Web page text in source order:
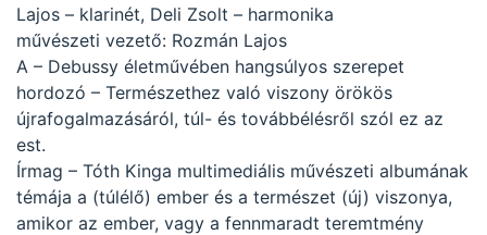
Lajos – klarinét, Deli Zsolt – harmonika
művészeti vezető: Rozmán Lajos
A – Debussy életművében hangsúlyos szerepet
hordozó – Természethez való viszony örökös
újrafogalmazásáról, túl- és továbbélésről szól ez az
est.
Írmag – Tóth Kinga multimediális művészeti albumának
témája a (túlélő) ember és a természet (új) viszonya,
amikor az ember, vagy a fennmaradt teremtmény